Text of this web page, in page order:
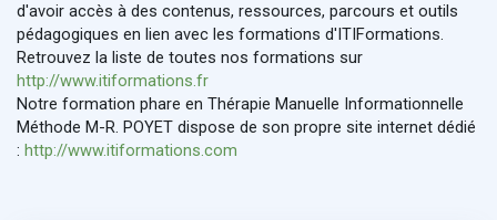
d'avoir accès à des contenus, ressources, parcours et outils
pédagogiques en lien avec les formations d'ITIFormations.
Retrouvez la liste de toutes nos formations sur
http://www.itiformations.fr
Notre formation phare en Thérapie Manuelle Informationnelle
Méthode M-R. POYET dispose de son propre site internet dédié
: http://www.itiformations.com